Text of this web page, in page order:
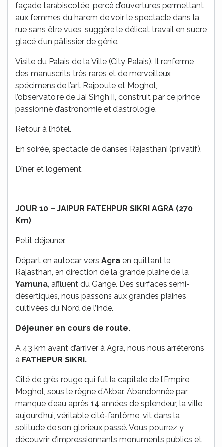
façade tarabiscotée, percé d’ouvertures permettant
aux femmes du harem de voir le spectacle dans la
rue sans être vues, suggère le délicat travail en sucre
glacé d’un pâtissier de génie.
Visite du Palais de la Ville (City Palais). Il renferme
des manuscrits très rares et de merveilleux
spécimens de l’art Rajpoute et Moghol,
l’observatoire de Jai Singh II, construit par ce prince
passionné d’astronomie et d’astrologie.
Retour à l’hôtel.
En soirée, spectacle de danses Rajasthani (privatif).
Dîner et logement.
JOUR 10 – JAIPUR FATEHPUR SIKRI AGRA (270
Km)
Petit déjeuner.
Départ en autocar vers Agra en quittant le
Rajasthan, en direction de la grande plaine de la
Yamuna, affluent du Gange. Des surfaces semi-
désertiques, nous passons aux grandes plaines
cultivées du Nord de l’Inde.
Déjeuner en cours de route.
A 43 km avant d’arriver à Agra, nous nous arrêterons
à FATHEPUR SIKRI.
Cité de grès rouge qui fut la capitale de l’Empire
Moghol, sous le règne d’Akbar. Abandonnée par
manque d’eau après 14 années de splendeur, la ville
aujourd’hui, véritable cité-fantôme, vit dans la
solitude de son glorieux passé. Vous pourrez y
découvrir d’impressionnants monuments publics et